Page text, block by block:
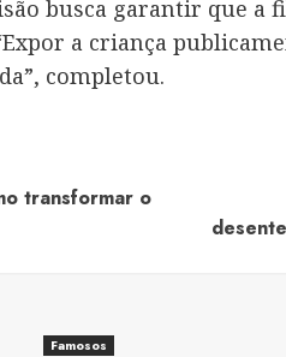
busca garantir que a
a criança
completou.
transformar o
Famosos